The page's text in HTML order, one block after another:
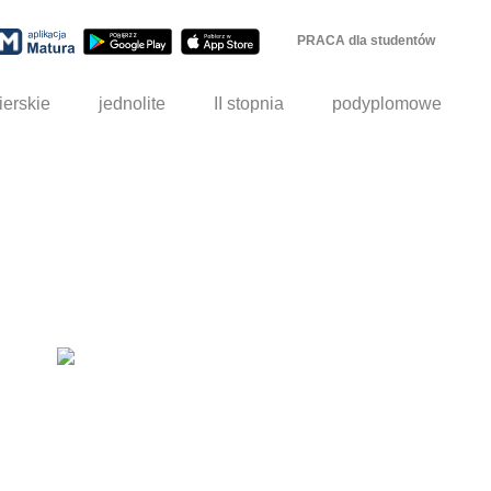
PRACA dla studentów
jednolite II stopnia podyplomowe